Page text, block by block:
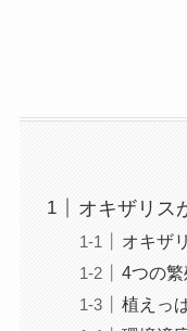
オキザリス
オキザ
4つの
植えっ